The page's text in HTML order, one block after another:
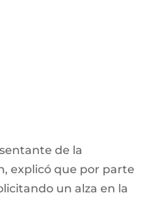
del servicio del taxi
que, aunque subió el
de plataformas como